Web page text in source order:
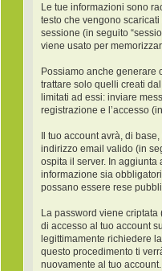
Le tue informazioni sono
testo che vengono
sessione (in seguito
viene usato per
Possiamo anche generare
trattare solo quelli creati
limitati ad essi: inviare
registrazione e l’accesso
Il tuo account avrà, di
indirizzo email valido (in
ospita il server. In
informazione sia
possano essere rese
La password viene
di accesso al tuo account
legittimamente richiedere
questo procedimento ti
nuovamente al tuo account.